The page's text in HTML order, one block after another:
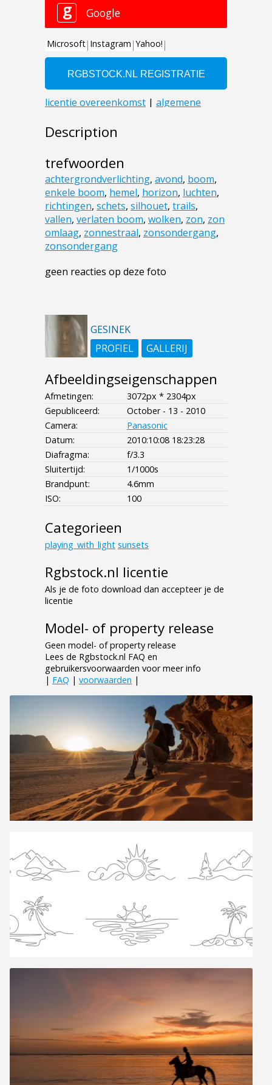
Description
trefwoorden
achtergrondverlichting, avond, boom,
enkele boom, hemel, horizon, luchten,
richtingen, schets, silhouet, trails,
vallen, verlaten boom, wolken, zon, zon
omlaag, zonnestraal, zonsondergang,
zonsondergang
geen reacties op deze foto
GESINEK
PROFIEL
GALLERIJ
Afbeeldingseigenschappen
Afmetingen:
3072px * 2304px
Gepubliceerd:
October - 13 - 2010
Camera:
Panasonic
Datum:
2010:10:08 18:23:28
Diafragma:
f/3.3
Sluitertijd:
1/1000s
Brandpunt:
4.6mm
ISO:
100
Categorieen
playing_with_light sunsets
Rgbstock.nl licentie
Als je de foto download dan accepteer je de
licentie
Model- of property release
Geen model- of property release
Lees de Rgbstock.nl FAQ en
gebruikersvoorwaarden voor meer info
| FAQ | voorwaarden |